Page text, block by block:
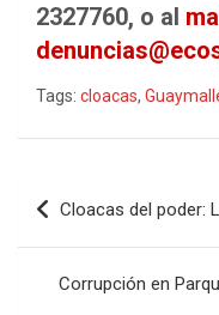
2327760, o al
Tags: cloacas,
Navegación
de
entradas
Cloacas del poder:
Corrupción en